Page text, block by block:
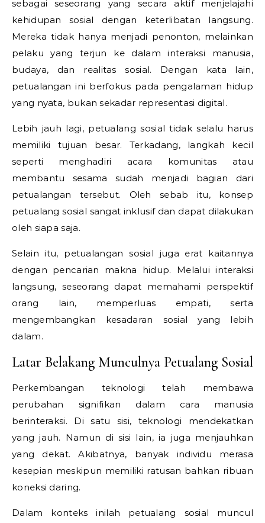
sebagai seseorang yang secara aktif menjelajahi
kehidupan sosial dengan keterlibatan langsung.
Mereka tidak hanya menjadi penonton, melainkan
pelaku yang terjun ke dalam interaksi manusia,
budaya, dan realitas sosial. Dengan kata lain,
petualangan ini berfokus pada pengalaman hidup
yang nyata, bukan sekadar representasi digital.
Lebih jauh lagi, petualang sosial tidak selalu harus
memiliki tujuan besar. Terkadang, langkah kecil
seperti menghadiri acara komunitas atau
membantu sesama sudah menjadi bagian dari
petualangan tersebut. Oleh sebab itu, konsep
petualang sosial sangat inklusif dan dapat dilakukan
oleh siapa saja.
Selain itu, petualangan sosial juga erat kaitannya
dengan pencarian makna hidup. Melalui interaksi
langsung, seseorang dapat memahami perspektif
orang lain, memperluas empati, serta
mengembangkan kesadaran sosial yang lebih
dalam.
Latar Belakang Munculnya Petualang Sosial
Perkembangan teknologi telah membawa
perubahan signifikan dalam cara manusia
berinteraksi. Di satu sisi, teknologi mendekatkan
yang jauh. Namun di sisi lain, ia juga menjauhkan
yang dekat. Akibatnya, banyak individu merasa
kesepian meskipun memiliki ratusan bahkan ribuan
koneksi daring.
Dalam konteks inilah petualang sosial muncul